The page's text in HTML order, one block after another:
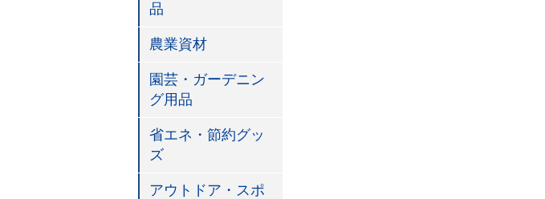
品
農業資材
園芸・ガーデニン
グ用品
省エネ・節約グッ
ズ
アウトドア・スポ